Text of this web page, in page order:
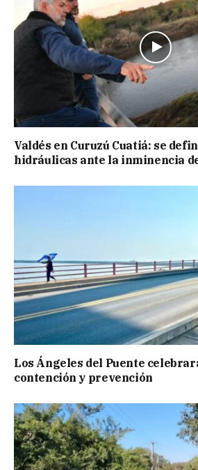
Valdés en Curuzú Cuatiá: se
hidráulicas ante la inminencia
Los Ángeles del Puente
contención y prevención